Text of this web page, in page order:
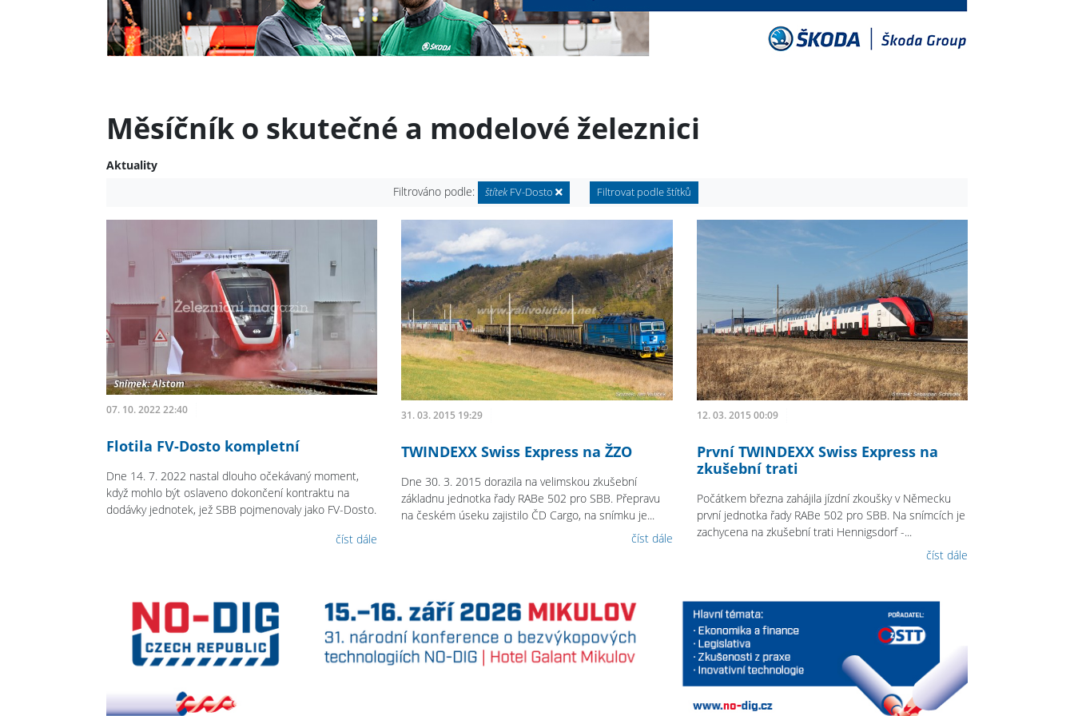
Měsíčník o skutečné a modelové železnici
Aktuality
Filtrováno podle:
štítekFV-Dosto Filtrovat podle štítků
07. 10. 2022 22:40
Flotila FV-Dosto kompletní
Dne 14. 7. 2022 nastal dlouho očekávaný moment,
když mohlo být oslaveno dokončení kontraktu na
dodávky jednotek, jež SBB pojmenovaly jako FV-Dosto.
číst dále
31. 03. 2015 19:29
TWINDEXX Swiss Express na ŽZO
Dne 30. 3. 2015 dorazila na velimskou zkušební
základnu jednotka řady RABe 502 pro SBB. Přepravu
na českém úseku zajistilo ČD Cargo, na snímku je...
číst dále
12. 03. 2015 00:09
První TWINDEXX Swiss Express na
zkušební trati
Počátkem března zahájila jízdní zkoušky v Německu
první jednotka řady RABe 502 pro SBB. Na snímcích je
zachycena na zkušební trati Hennigsdorf -...
číst dále